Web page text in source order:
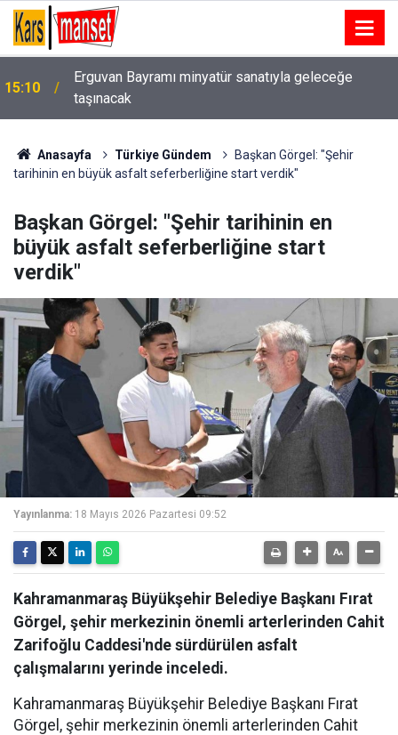
15:10
Erguvan Bayramı minyatür sanatıyla geleceğe
taşınacak
Anasayfa Türkiye Gündem
Başkan Görgel: "Şehir
tarihinin en büyük asfalt seferberliğine start verdik"
Başkan Görgel: "Şehir tarihinin en
büyük asfalt seferberliğine start
verdik"
Yayınlanma: 18 Mayıs 2026 Pazartesi 09:52
Kahramanmaraş Büyükşehir Belediye Başkanı Fırat
Görgel, şehir merkezinin önemli arterlerinden Cahit
Zarifoğlu Caddesi'nde sürdürülen asfalt
çalışmalarını yerinde inceledi.
Kahramanmaraş Büyükşehir Belediye Başkanı Fırat
Görgel, şehir merkezinin önemli arterlerinden Cahit